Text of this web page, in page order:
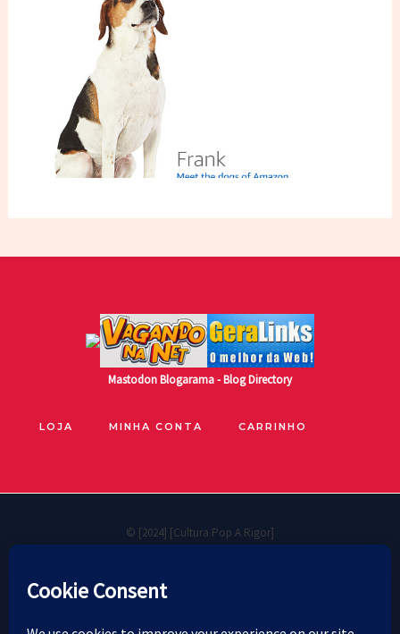
MastodonBlogarama - Blog Directory
LOJA MINHA CONTA CARRINHO
© [2024] [Cultura Pop A Rigor]
Políticas de privacidade